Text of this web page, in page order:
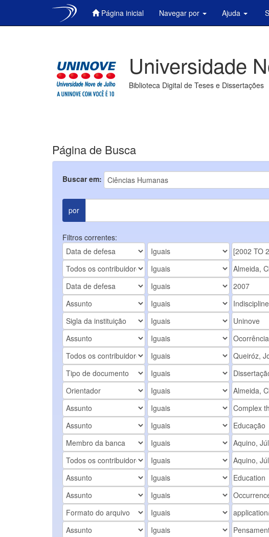
Página inicial Navegar por Ajuda
Universidade
Biblioteca Digital de Teses e Dissertações
Página de Busca
Buscar em:
por
Filtros correntes: